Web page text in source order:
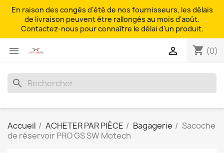
En raison des congés d'été de nos fournisseurs, les délais
de livraison peuvent être rallongés au mois d'août.
Contactez-nous pour connaître le délai d'un produit.
 shopping_cart (0)

search
Accueil ACHETER PAR PIÈCE Bagagerie
Sacoche
de réservoir PRO GS SW Motech